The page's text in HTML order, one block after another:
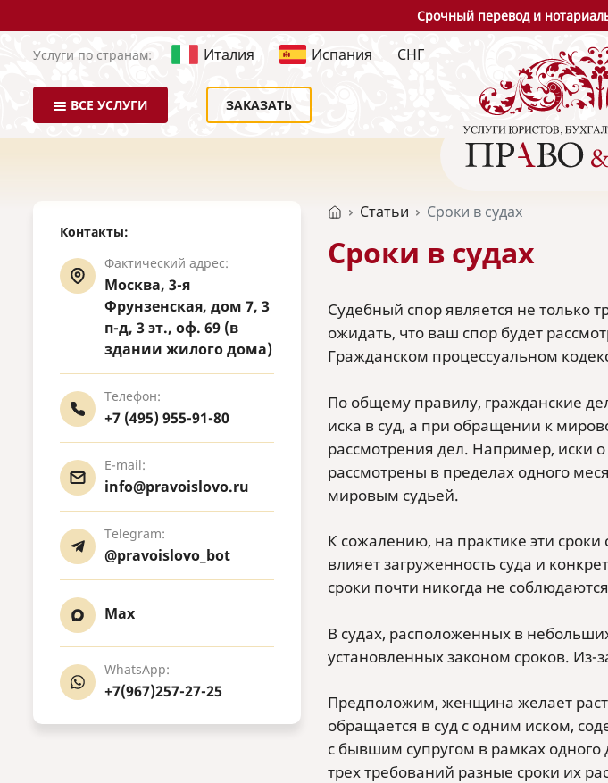
Срочный перевод и
Услуги по странам: Италия Испания СНГ
ВСЕ УСЛУГИ ЗАКАЗАТЬ
Контакты:
Фактический адрес:
Москва, 3-я
Фрунзенская, дом 7, 3
п-д, 3 эт., оф. 69 (в
здании жилого дома)
Телефон:
+7 (495) 955-91-80
E-mail:
info@pravoislovo.ru
Telegram:
@pravoislovo_bot
Max
WhatsApp:
+7(967)257-27-25
Статьи Сроки в судах
Сроки в судах
Судебный спор является не только
ожидать, что ваш спор будет
Гражданском процессуальном
По общему правилу, гражданские
иска в суд, а при обращении к
рассмотрения дел. Например, иски
рассмотрены в пределах одного
мировым судьей.
К сожалению, на практике эти
влияет загруженность суда и
сроки почти никогда не
В судах, расположенных в
установленных законом сроков. Из-
Предположим, женщина желает
обращается в суд с одним иском,
с бывшим супругом в рамках
трех требований разные сроки их